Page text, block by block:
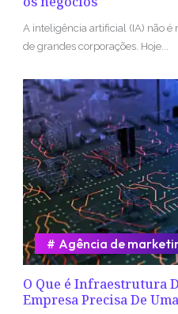
A inteligência artificial (IA) não
de grandes corporações. Hoje...
O Que é Infraestrutura
Empresa Precisa De
Agência de